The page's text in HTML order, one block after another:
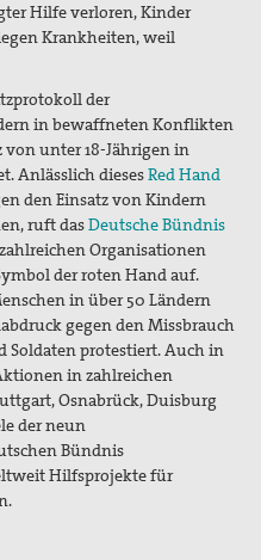
Hilfe verloren, Kinder
Krankheiten, weil
der
in bewaffneten Konflikten
von unter 18-Jährigen in
Anlässlich diesesRed Hand
den Einsatz von Kindern
ruft dasDeutsche Bündnis
Organisationen
der roten Hand auf.
in über 50 Ländern
gegen den Missbrauch
Soldaten protestiert. Auch in
in zahlreichen
Osnabrück, Duisburg
der neun
Bündnis
Hilfsprojekte für